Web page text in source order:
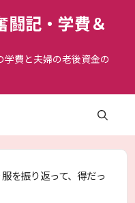
闘記・学費＆
学費と夫婦の老後資金の
を振り返って、得だっ